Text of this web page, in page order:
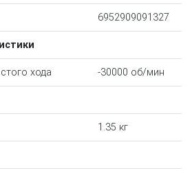
6952909091327
хода -30000 об/мин
1.35 кг